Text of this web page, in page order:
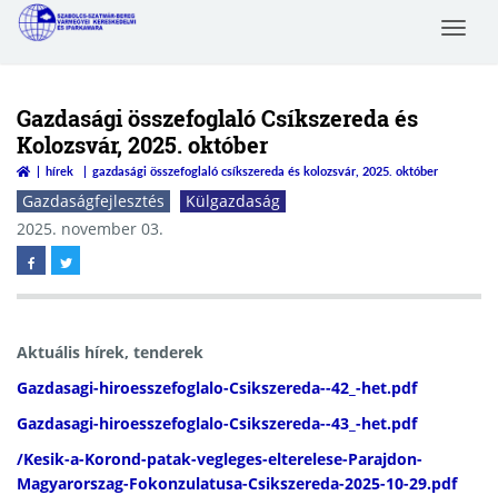
Toggle
Gazdasági összefoglaló Csíkszereda és
Kolozsvár, 2025. október
hírek gazdasági összefoglaló csíkszereda és kolozsvár, 2025. október
Gazdaságfejlesztés
Külgazdaság
2025. november 03.
Aktuális hírek, tenderek
Gazdasagi-hiroesszefoglalo-Csikszereda--42_-het.pdf
Gazdasagi-hiroesszefoglalo-Csikszereda--43_-het.pdf
/Kesik-a-Korond-patak-vegleges-elterelese-Parajdon-
Magyarorszag-Fokonzulatusa-Csikszereda-2025-10-29.pdf